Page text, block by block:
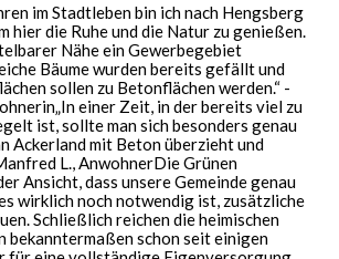
im Stadtleben bin ich nach Hengsberg
hier die Ruhe und die Natur zu genießen.
Nähe ein Gewerbegebiet
Bäume wurden bereits gefällt und
sollen zu Betonflächen werden.“ -
einer Zeit, in der bereits viel zu
ist, sollte man sich besonders genau
Ackerland mit Beton überzieht und
L., AnwohnerDie Grünen
Ansicht, dass unsere Gemeinde genau
wirklich noch notwendig ist, zusätzliche
Schließlich reichen die heimischen
bekanntermaßen schon seit einigen